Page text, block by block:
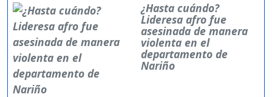
¿Hasta cuándo?
Lideresa afro fue
asesinada de manera
violenta en el
departamento de
Nariño